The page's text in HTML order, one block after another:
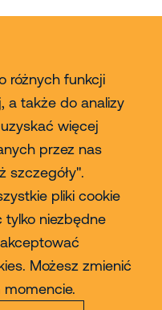
różnych funkcji
a także do analizy
więcej
przez nas
szczegóły".
pliki cookie
niezbędne
Możesz zmienić